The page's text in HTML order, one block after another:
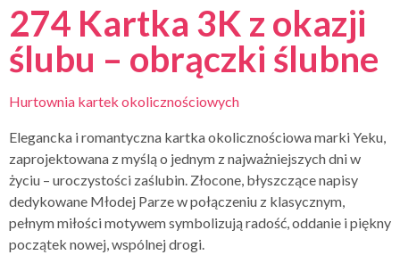
274 Kartka 3K z okazji
ślubu – obrączki ślubne
Hurtownia kartek okolicznościowych
Elegancka i romantyczna kartka okolicznościowa marki Yeku,
zaprojektowana z myślą o jednym z najważniejszych dni w
życiu – uroczystości zaślubin. Złocone, błyszczące napisy
dedykowane Młodej Parze w połączeniu z klasycznym,
pełnym miłości motywem symbolizują radość, oddanie i piękny
początek nowej, wspólnej drogi.